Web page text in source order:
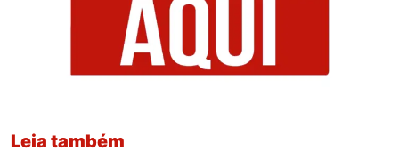
Leia também